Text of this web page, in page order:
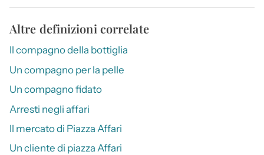
Altre definizioni correlate
Il compagno della bottiglia
Un compagno per la pelle
Un compagno fidato
Arresti negli affari
Il mercato di Piazza Affari
Un cliente di piazza Affari